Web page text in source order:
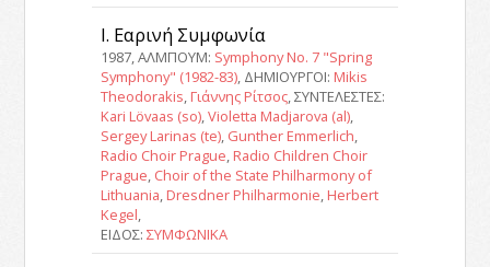
Ι. Εαρινή Συμφωνία
1987, ΑΛΜΠΟΥΜ: Symphony No. 7 "Spring
Symphony" (1982-83), ΔΗΜΙΟΥΡΓΟΙ: Mikis
Theodorakis, Γιάννης Ρίτσος, ΣΥΝΤΕΛΕΣΤΕΣ:
Kari Lövaas (so),Violetta Madjarova (al),
Sergey Larinas (te), Gunther Emmerlich,
Radio Choir Prague, Radio Children Choir
Prague, Choir of the State Philharmony of
Lithuania, Dresdner Philharmonie, Herbert
Kegel,
ΕΙΔΟΣ: ΣΥΜΦΩΝΙΚΑ